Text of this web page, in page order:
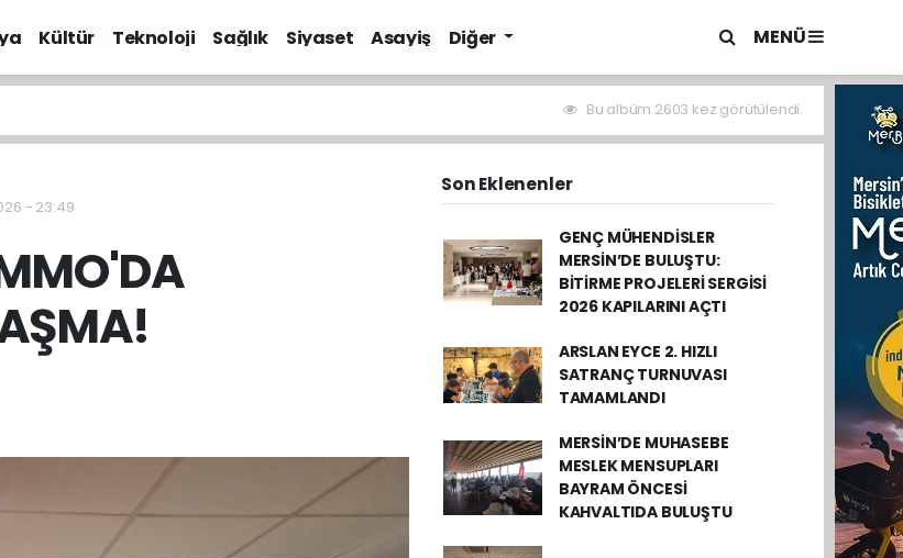
Kültür Teknoloji Sağlık Siyaset Asayiş Diğer MENÜ
Bu albüm 2603 kez görütülendi.
- 23:49
Son Eklenenler
GENÇ MÜHENDİSLER
MERSİN’DE BULUŞTU:
BİTİRME PROJELERİ SERGİSİ
2026 KAPILARINI AÇTI
ARSLAN EYCE 2. HIZLI
SATRANÇ TURNUVASI
TAMAMLANDI
MERSİN’DE MUHASEBE
MESLEK MENSUPLARI
BAYRAM ÖNCESİ
KAHVALTIDA BULUŞTU